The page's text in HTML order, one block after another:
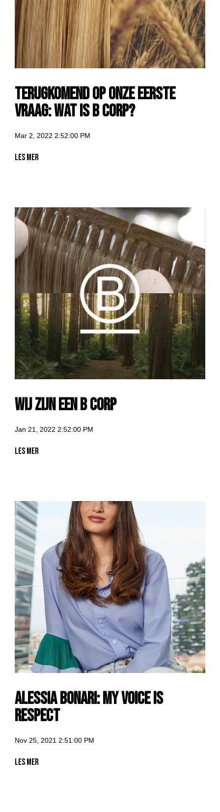
Terugkomend op onze eerste
vraag: wat is B Corp?
Mar 2, 2022 2:52:00 PM
Les mer
Wij zijn een B Corp
Jan 21, 2022 2:52:00 PM
Les mer
Alessia Bonari: My voice is
Respect
Nov 25, 2021 2:51:00 PM
Les mer